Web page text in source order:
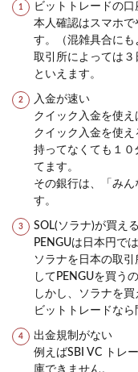
ビットトレードの
本人確認はスマホで
す。（混雑具合にも
取引所によっては
といえます。
入金が速い
クイック入金を使え
クイック入金を使
持ってなくても１
てます。
その銀行は、「み
す。
SOL(ソラナ)が買える
PENGUは日本円で
ソラナを日本の取
してPENGUを買う
しかし、ソラナを
ビットトレードなら
出金規制がない
例えばSBI VC トレ